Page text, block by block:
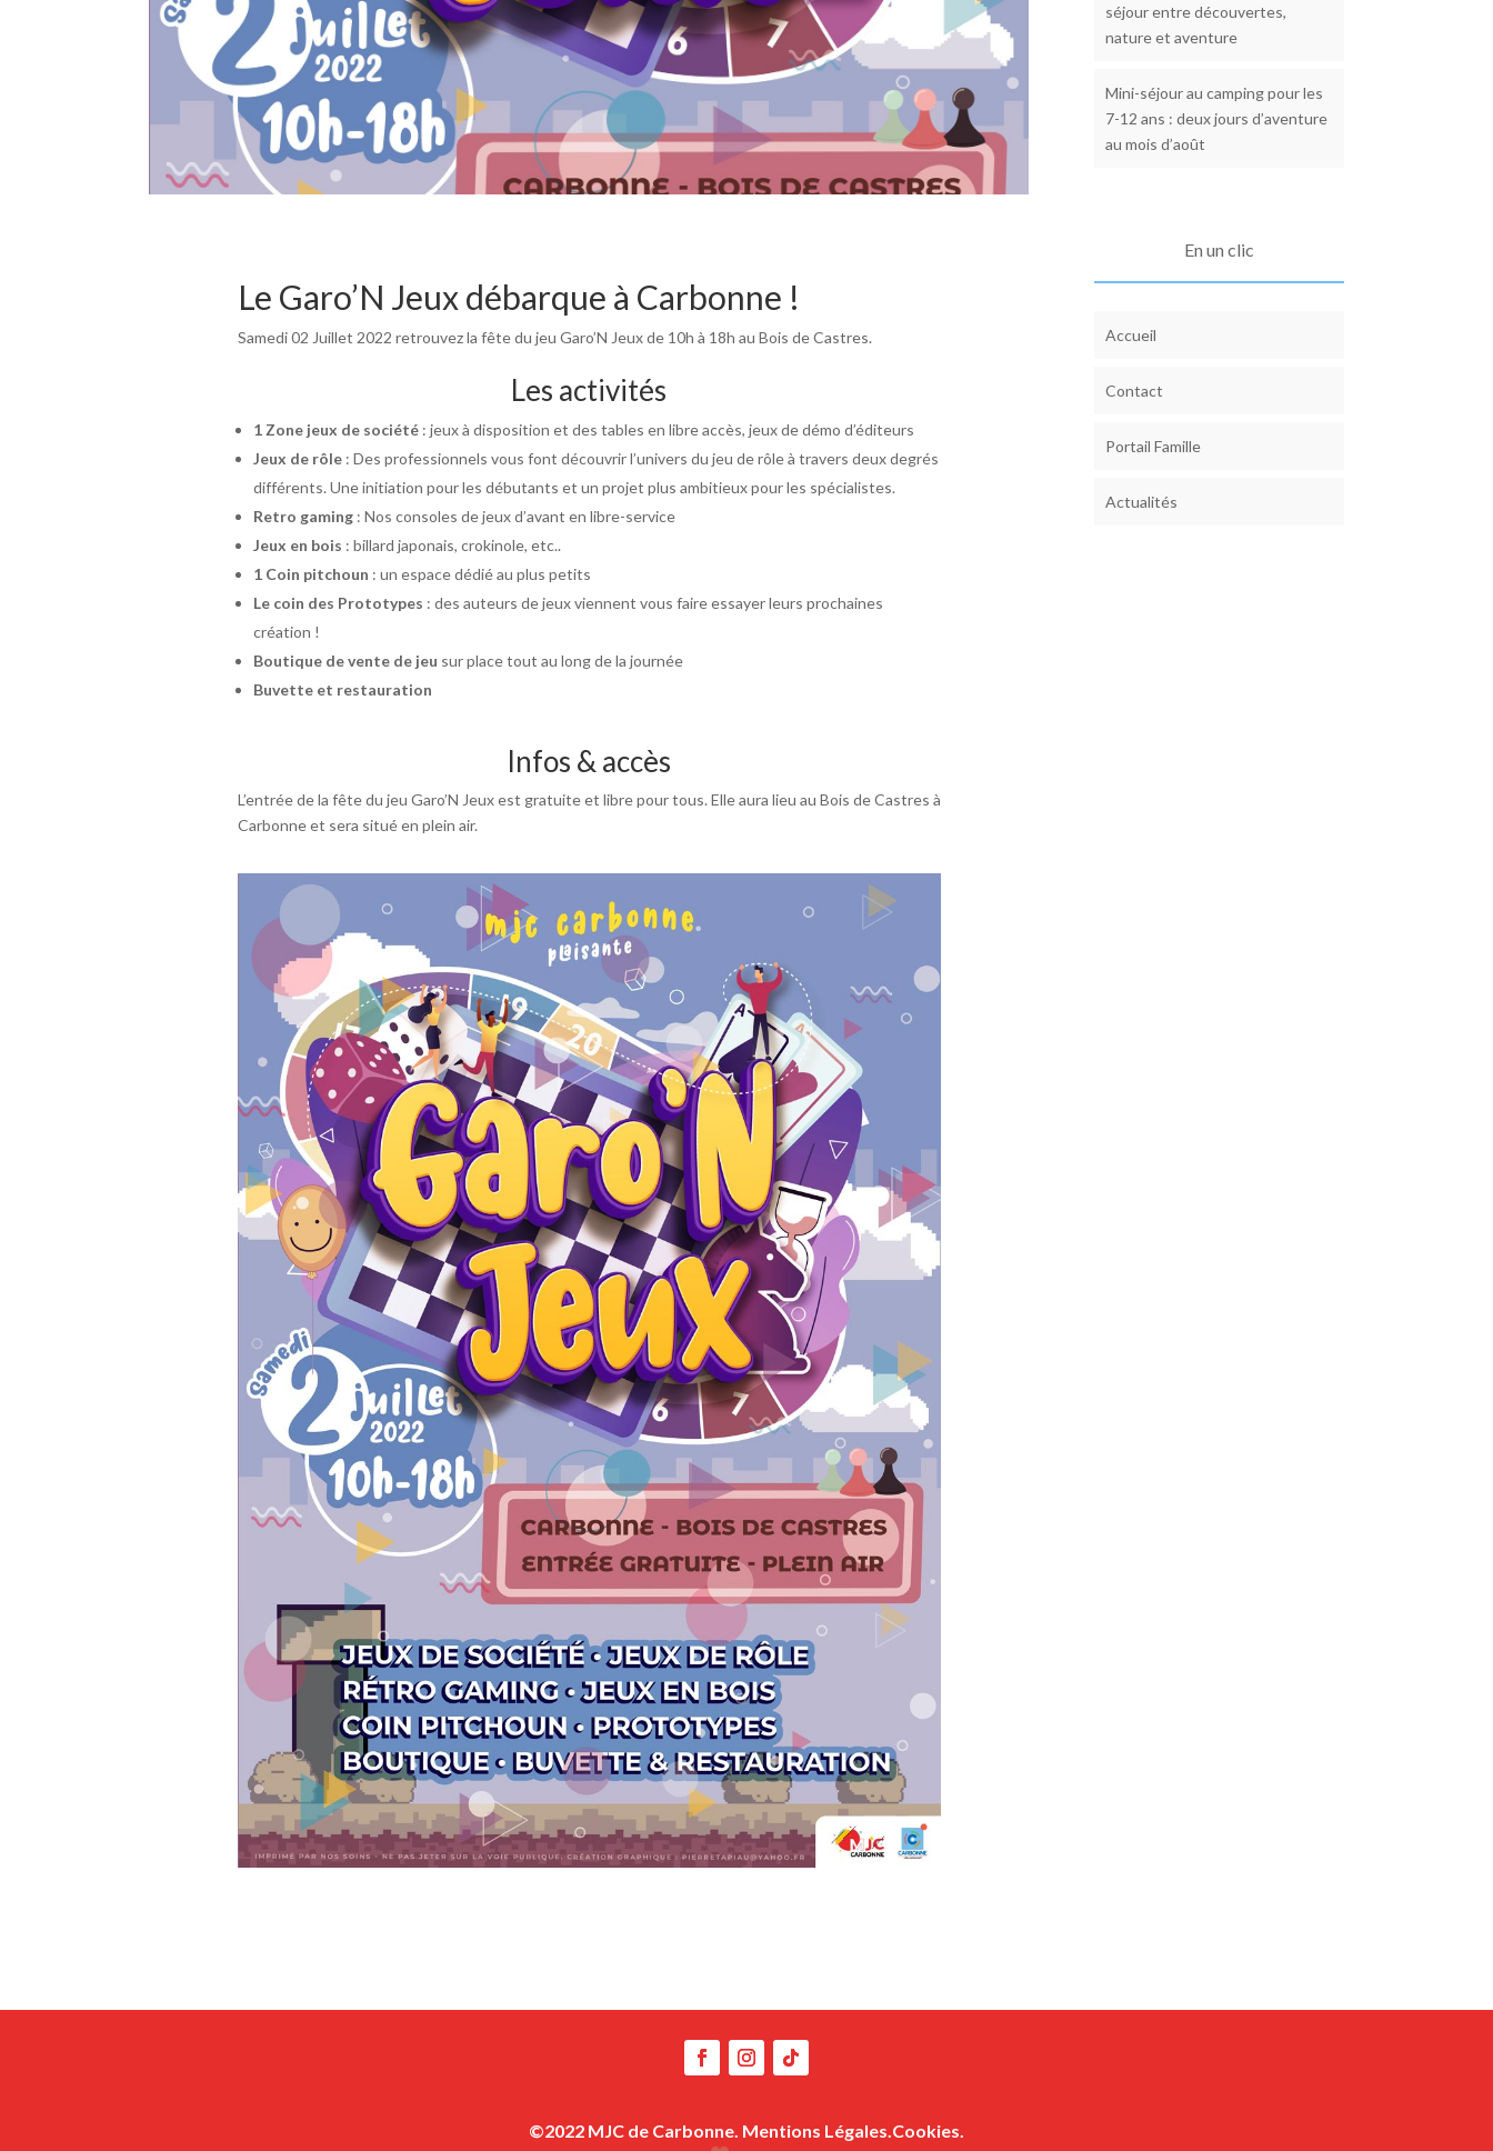
Le Garo’N Jeux débarque à Carbonne !
Samedi 02 Juillet 2022 retrouvez la fête du jeu Garo’N Jeux de 10h à 18h au Bois de Castres.
Les activités
1 Zone jeux de société: jeux à disposition et des tables en libre accès, jeux de démo d’éditeurs
Jeux de rôle: Des professionnels vous font découvrir l’univers du jeu de rôle à travers deux degrés
différents. Une initiation pour les débutants et un projet plus ambitieux pour les spécialistes.
Retro gaming: Nos consoles de jeux d’avant en libre-service
Jeux en bois : billard japonais, crokinole, etc..
1 Coin pitchoun : un espace dédié au plus petits
Le coin des Prototypes : des auteurs de jeux viennent vous faire essayer leurs prochaines
création !
Boutique de vente de jeu sur place tout au long de la journée
Buvette et restauration
Infos & accès
L’entrée de la fête du jeu Garo’N Jeux est gratuite et libre pour tous. Elle aura lieu au Bois de Castres à
Carbonne et sera situé en plein air.
séjour entre découvertes,
nature et aventure
Mini-séjour au camping pour les
7-12 ans : deux jours d’aventure
au mois d’août
En un clic
Accueil
Contact
Portail Famille
Actualités
©2022 MJC de Carbonne. Mentions Légales.Cookies.